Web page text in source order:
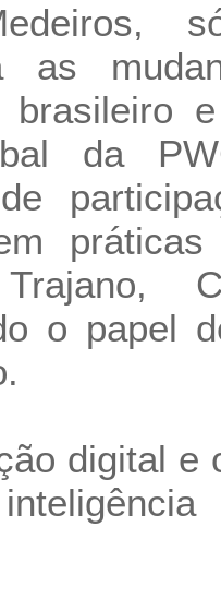
as
brasileiro
da
Trajano,
o papel
digital e